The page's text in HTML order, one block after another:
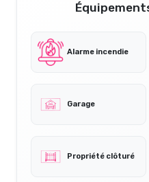
Alarme incendie
Garage
Propriété clôturé